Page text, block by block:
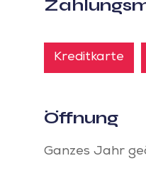
Kreditkarte
Öffnung
Ganzes Jahr